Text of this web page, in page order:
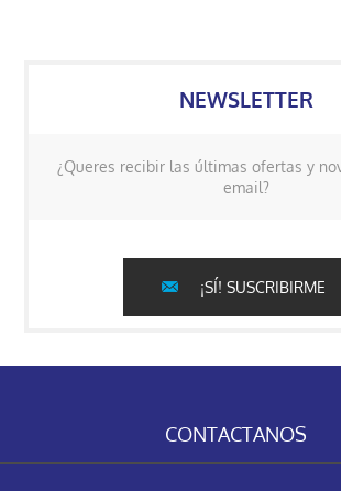
NEWSLETTER
¿Queres recibir las últimas ofertas y
email?
¡SÍ! SUSCRIBIRME
CONTACTANOS